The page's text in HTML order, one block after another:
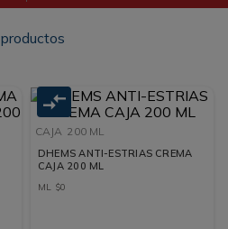
productos
CAJA 200 ML
DHEMS ANTI-ESTRIAS CREMA
CAJA 200 ML
ML $0